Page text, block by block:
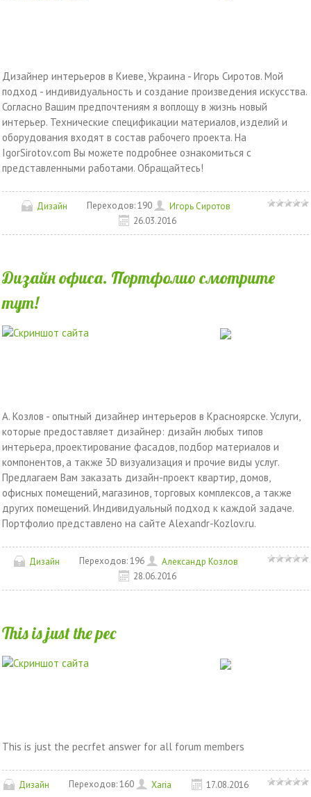
Дизайнер интерьеров в Киеве, Украина - Игорь Сиротов. Мой
подход - индивидуальность и создание произведения искусства.
Согласно Вашим предпочтениям я воплощу в жизнь новый
интерьер. Технические спецификации материалов, изделий и
оборудования входят в состав рабочего проекта. На
IgorSirotov.com Вы можете подробнее ознакомиться с
представленными работами. Обращайтесь!
Дизайн Переходов:190
Игорь Сиротов
26.03.2016
Дизайн офиса. Портфолио смотрите
тут!
А. Козлов - опытный дизайнер интерьеров в Красноярске. Услуги,
которые предоставляет дизайнер: дизайн любых типов
интерьера, проектирование фасадов, подбор материалов и
компонентов, а также 3D визуализация и прочие виды услуг.
Предлагаем Вам заказать дизайн-проект квартир, домов,
офисных помещений, магазинов, торговых комплексов, а также
других помещений. Индивидуальный подход к каждой задаче.
Портфолио представлено на сайте Alexandr-Kozlov.ru.
Дизайн Переходов:196
Александр Козлов
28.06.2016
This is just the pec
This is just the pecrfet answer for all forum members
Дизайн Переходов:160 Xaria 17.08.2016